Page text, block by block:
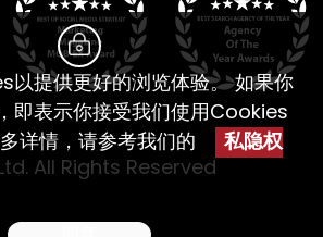
All Rights Reserved
以提供更好的浏览体验。 如果你
即表示你接受我们使用Cookies
详情，请参考我们的
私隐权